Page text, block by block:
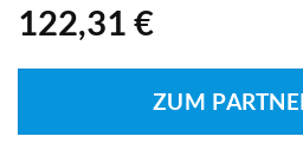
122,31 €
ZUM